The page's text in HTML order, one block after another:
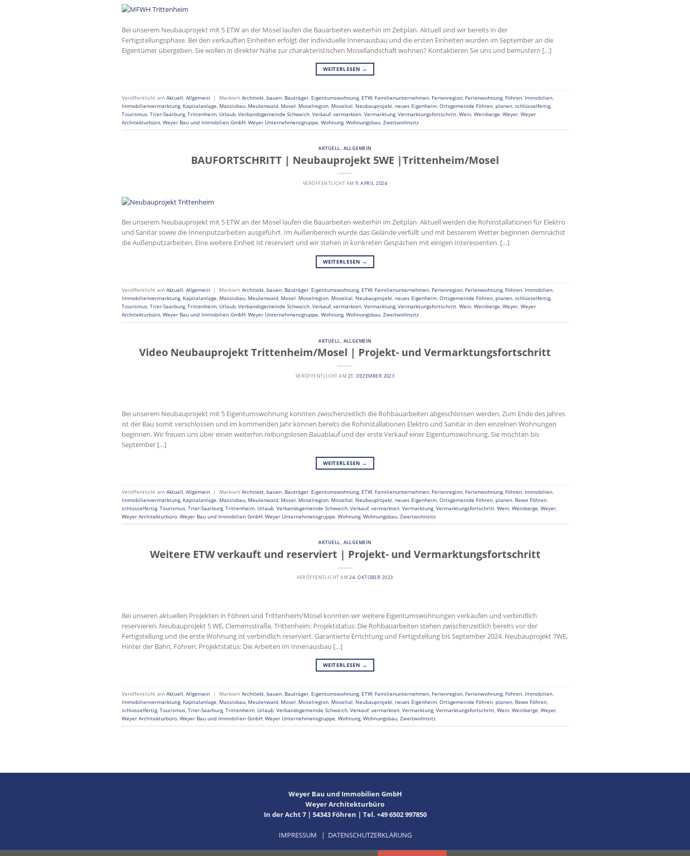
Bei unserem Neubauprojekt mit 5 ETW an der Mosel laufen die Bauarbeiten weiterhin im Zeitplan. Aktuell sind wir bereits in der
Fertigstellungsphase. Bei den verkauften Einheiten erfolgt der individuelle Innenausbau und die ersten Einheiten wurden im September an die
Eigentümer übergeben. Sie wollen in direkter Nähe zur charakteristischen Mosellandschaft wohnen? Kontaktieren Sie uns und bemustern […]
WEITERLESEN →
Veröffentlicht am Aktuell, Allgemein | Markiert Architekt, bauen, Bauträger, Eigentumswohnung, ETW, Familienunternehmen, Ferienregion, Ferienwohnung, Föhren, Immobilien,
Immobilienvermarktung, Kapitalanlage, Massivbau, Meulenwald, Mosel, Moselregion, Moseltal, Neubauprojekt, neues Eigenheim, Ortsgemeinde Föhren, planen, schlüsselfertig,
Tourismus, Trier-Saarburg, Trittenheim, Urlaub, Verbandsgemeinde Schweich, Verkauf, vermarkten, Vermarktung, Vermarktungsfortschritt, Wein, Weinberge, Weyer, Weyer
Architekturbüro, Weyer Bau und Immobilien GmbH, Weyer Unternehmensgruppe, Wohnung, Wohnungsbau, Zweitwohnsitz
AKTUELL, ALLGEMEIN
BAUFORTSCHRITT | Neubauprojekt 5WE |Trittenheim/Mosel
VERÖFFENTLICHT AM9. APRIL 2024
Bei unserem Neubauprojekt mit 5 ETW an der Mosel laufen die Bauarbeiten weiterhin im Zeitplan. Aktuell werden die Rohinstallationen für Elektro
und Sanitär sowie die Innenputzarbeiten ausgeführt. Im Außenbereich wurde das Gelände verfüllt und mit besserem Wetter beginnen demnächst
die Außenputzarbeiten. Eine weitere Einheit ist reserviert und wir stehen in konkreten Gespächen mit einigen Interessenten. […]
WEITERLESEN →
Veröffentlicht am Aktuell, Allgemein | Markiert Architekt, bauen, Bauträger, Eigentumswohnung, ETW, Familienunternehmen, Ferienregion, Ferienwohnung, Föhren, Immobilien,
Immobilienvermarktung, Kapitalanlage, Massivbau, Meulenwald, Mosel, Moselregion, Moseltal, Neubauprojekt, neues Eigenheim, Ortsgemeinde Föhren, planen, schlüsselfertig,
Tourismus, Trier-Saarburg, Trittenheim, Urlaub, Verbandsgemeinde Schweich, Verkauf, vermarkten, Vermarktung, Vermarktungsfortschritt, Wein, Weinberge, Weyer, Weyer
Architekturbüro, Weyer Bau und Immobilien GmbH, Weyer Unternehmensgruppe, Wohnung, Wohnungsbau, Zweitwohnsitz
AKTUELL ALLGEMEIN
Video Neubauprojekt Trittenheim/Mosel | Projekt- und Vermarktungsfortschritt
VERÖFFENTLICHT AM 21. DEZEMBER 2023
Bei unserem Neubauprojekt mit 5 Eigentumswohnung konnten zwischenzeitlich die Rohbauarbeiten abgeschlossen werden. Zum Ende des Jahres
ist der Bau somit verschlossen und im kommenden Jahr können bereits die Rohinstallationen Elektro und Sanitär in den einzelnen Wohnungen
beginnen. Wir freuen uns über einen weiterhin reibungslosen Bauablauf und der erste Verkauf einer Eigentumswohnung. Sie möchten bis
September […]
WEITERLESEN →
Veröffentlicht am Aktuell, Allgemein | Markiert Architekt, bauen, Bauträger, Eigentumswohnung, ETW, Familienunternehmen, Ferienregion, Ferienwohnung, Föhren, Immobilien,
Immobilienvermarktung, Kapitalanlage, Massivbau, Meulenwald, Mosel, Moselregion, Moseltal, Neubauprojekt, neues Eigenheim, Ortsgemeinde Föhren, planen, Rewe Föhren,
schlüsselfertig, Tourismus, Trier-Saarburg, Trittenheim, Urlaub, Verbandsgemeinde Schweich, Verkauf, vermarkten, Vermarktung, Vermarktungsfortschritt, Wein, Weinberge, Weyer,
Weyer Architekturbüro, Weyer Bau und Immobilien GmbH, Weyer Unternehmensgruppe, Wohnung, Wohnungsbau, Zweitwohnsitz
AKTUELL, ALLGEMEIN
Weitere ETW verkauft und reserviert | Projekt- und Vermarktungsfortschritt
VERÖFFENTLICHT AM24. OKTOBER 2023
Bei unseren aktuellen Projekten in Föhren und Trittenheim/Mosel konnten wir weitere Eigentumswohnungen verkaufen und verbindlich
reservieren. Neubauprojekt 5 WE, Clemensstraße, Trittenheim: Projektstatus: Die Rohbauarbeiten stehen zwischenzeitlich bereits vor der
Fertigstellung und die erste Wohnung ist verbindlich reserviert. Garantierte Errichtung und Fertigstellung bis September 2024. Neubauprojekt 7WE,
Hinter der Bahn, Föhren: Projektstatus: Die Arbeiten im Innenausbau […]
WEITERLESEN →
Veröffentlicht am Aktuell, Allgemein | Markiert Architekt, bauen, Bauträger, Eigentumswohnung, ETW, Familienunternehmen, Ferienregion, Ferienwohnung, Föhren, Immobilien,
Immobilienvermarktung, Kapitalanlage, Massivbau, Meulenwald, Mosel, Moselregion, Moseltal, Neubauprojekt, neues Eigenheim, Ortsgemeinde Föhren, planen, Rewe Föhren,
schlüsselfertig, Tourismus, Trier-Saarburg, Trittenheim, Urlaub, Verbandsgemeinde Schweich, Verkauf, vermarkten, Vermarktung, Vermarktungsfortschritt, Wein, Weinberge, Weyer,
Weyer Architekturbüro, Weyer Bau und Immobilien GmbH, Weyer Unternehmensgruppe, Wohnung, Wohnungsbau, Zweitwohnsitz
Weyer Bau und Immobilien GmbH
Weyer Architekturbüro
In der Acht 7 | 54343 Föhren | Tel. +49 6502 997850
IMPRESSUM | DATENSCHUTZERKLÄRUNG